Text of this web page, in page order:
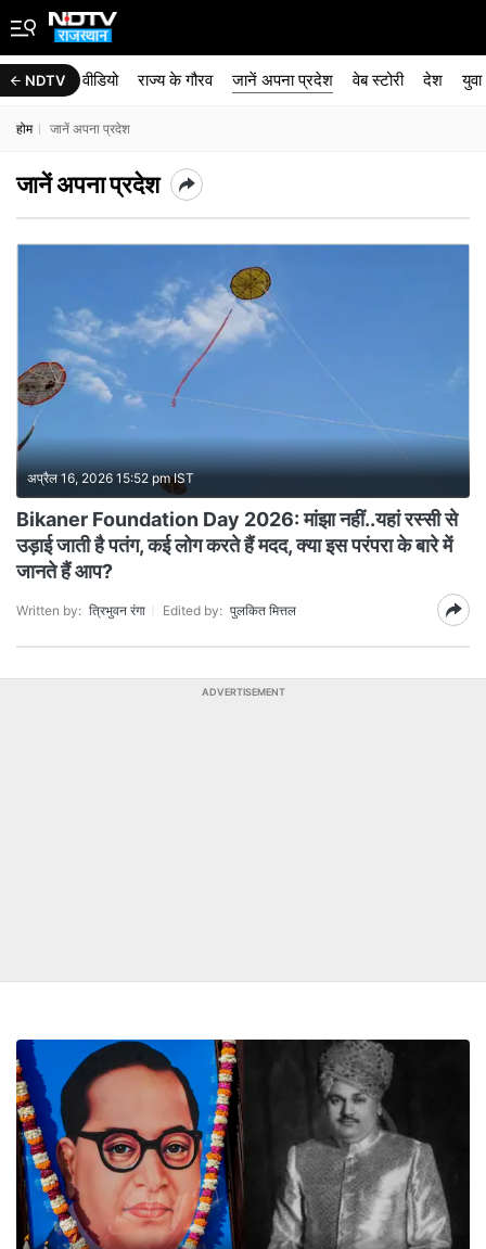
NDTV
क्राइम वीडियो राज्‍य के गौरव जानें अपना प्रदेश वेब स्टोरी देश
होम जानें अपना प्रदेश
जानें अपना प्रदेश
अप्रैल 16, 2026 15:52 pm IST
Bikaner Foundation Day 2026: मांझा नहीं..यहां रस्सी से
उड़ाई जाती है पतंग, कई लोग करते हैं मदद, क्या इस परंपरा के बारे में
जानते हैं आप?
Written by: त्रिभुवन रंगा Edited by: पुलकित मित्तल
ADVERTISEMENT